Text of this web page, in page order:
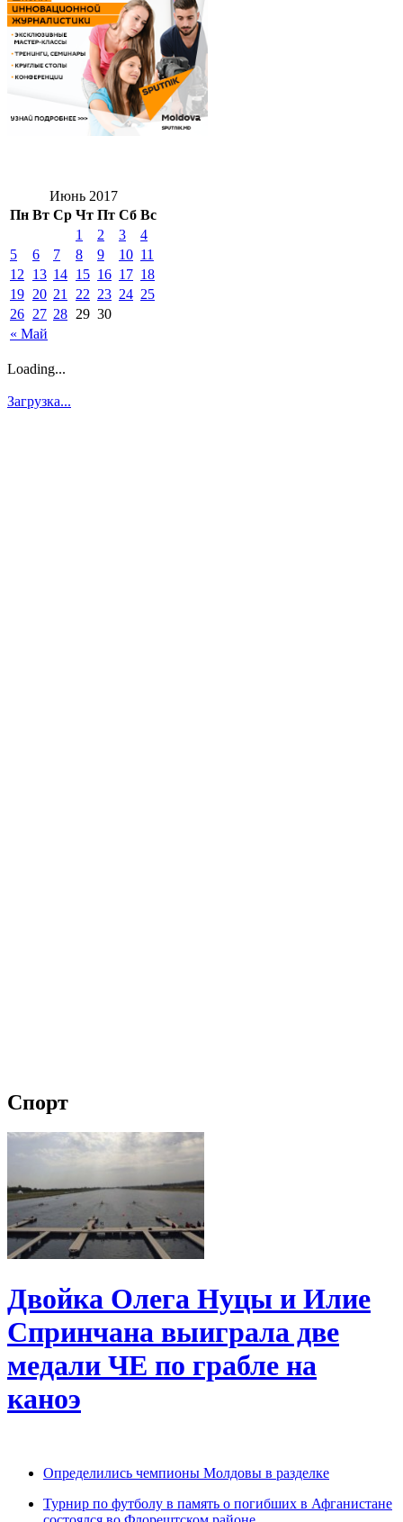
Июнь 2017
Пн Вт Ср Чт Пт Сб Вс
« Май
1 2 3
4
5
6 7 8 9 10 11
12
13 14 15 16 17 18
19 20 21 22 23 24 25
26 27 28 29 30
Loading...
Загрузка...
Спорт
Двойка Олега Нуцы и Илие
Спринчана выиграла две
медали ЧЕ по грабле на
каноэ
Определились чемпионы Молдовы в разделке
Турнир по футболу в память о погибших в Афганистане